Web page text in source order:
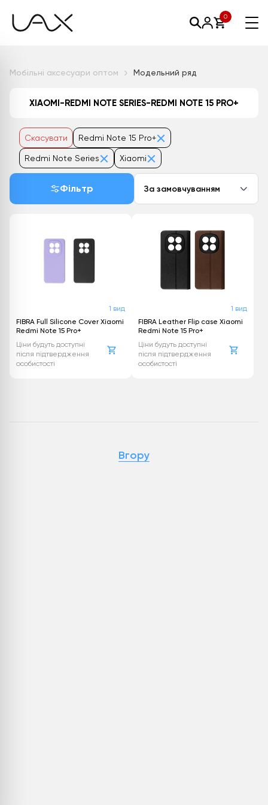
0
Мобільні аксесуари оптом Модельний ряд
XIAOMI-REDMI NOTE SERIES-REDMI NOTE 15 PRO+
Скасувати Redmi Note 15 Pro+
Redmi Note Series Xiaomi
Фільтр За замовчуванням
1 вид
FIBRA Full Silicone Cover Xiaomi
Redmi Note 15 Pro+
Ціни будуть доступні
після підтвердження
особистості
1 вид
FIBRA Leather Flip case Xiaomi
Redmi Note 15 Pro+
Ціни будуть доступні
після підтвердження
особистості
Вгору